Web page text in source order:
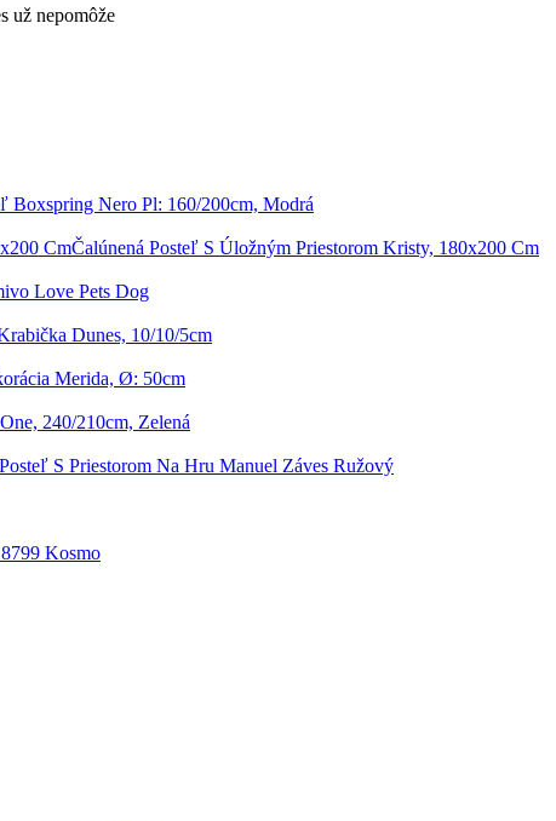
už nepomôže
Boxspring Nero Pl: 160/200cm, Modrá
Čalúnená Posteľ S Úložným Priestorom Kristy, 180x200 Cm
Love Pets Dog
Dunes, 10/10/5cm
Merida, Ø: 50cm
240/210cm, Zelená
Posteľ S Priestorom Na Hru Manuel Záves Ružový
Kosmo